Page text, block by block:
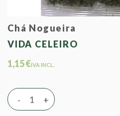
Chá Nogueira
VIDA CELEIRO
1,15 €IVA INCL.
+
-